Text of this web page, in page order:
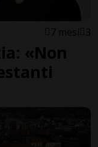
7 mesi 3
«Non